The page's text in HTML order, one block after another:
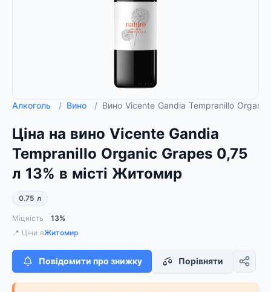
Алкоголь / Вино / Вино Vicente Gandia Tempranillo
Ціна на вино Vicente Gandia
Tempranillo Organic Grapes 0,75
л 13% в місті Житомир
0.75 л
Міцність
13%
📍 Ціни вЖитомир
Повідомити про знижку Порівняти